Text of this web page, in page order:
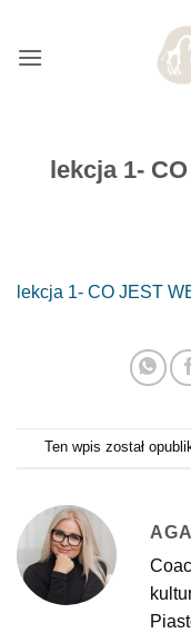
treści
lekcja 1-
lekcja 1- CO JEST
Ten wpis został